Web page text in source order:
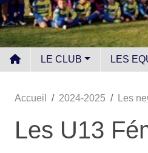
LE CLUB LES
Accueil 2024-2025 Les
Les U13